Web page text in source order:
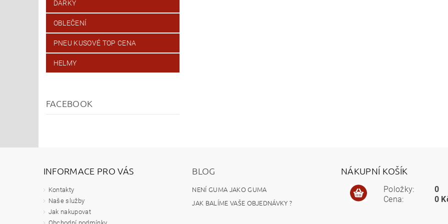
DÁRKY
OBLEČENÍ
PNEU KUSOVÉ TOP CENA
HELMY
FACEBOOK
INFORMACE PRO VÁS
Kontakty
Naše služby
Jak nakupovat
BLOG
NENÍ GUMA JAKO GUMA
JAK BALÍME VAŠE OBJEDNÁVKY ?
NÁKUPNÍ KOŠÍK
Položky:
Cena:
0
0